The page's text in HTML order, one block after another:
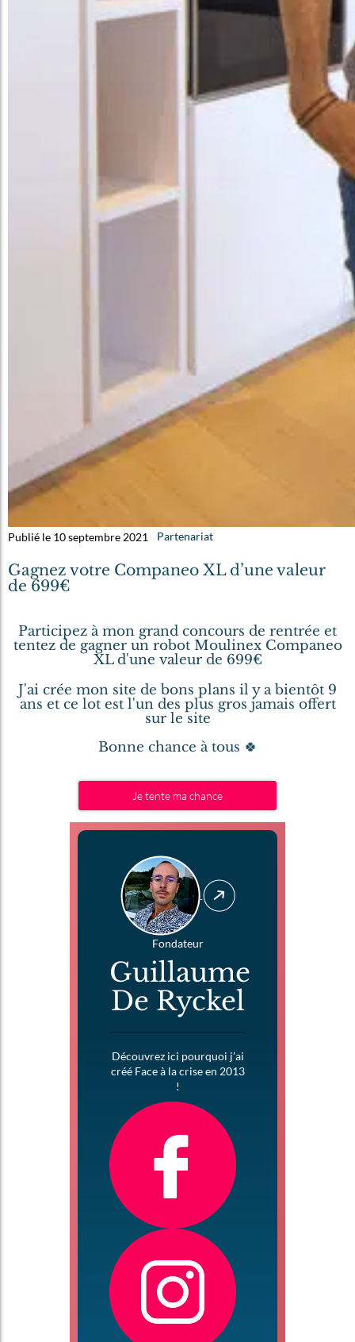
Publié le 10 septembre 2021 Partenariat
Gagnez votre Companeo XL d’une valeur
de 699€
Participez à mon grand concours de rentrée et
tentez de gagner un robot Moulinex Companeo
XL d'une valeur de 699€
J'ai crée mon site de bons plans il y a bientôt 9
ans et ce lot est l'un des plus gros jamais offert
sur le site
Bonne chance à tous 🍀
Je tente ma chance
Fondateur
Guillaume
De Ryckel
Découvrez ici pourquoi j’ai
créé Face à la crise en 2013
!